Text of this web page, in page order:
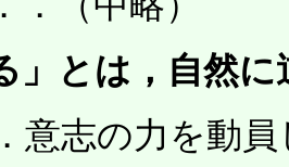
とは，自然に
意志の力を動